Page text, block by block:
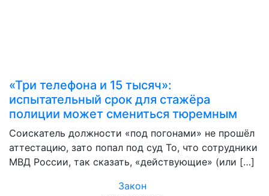
«Три телефона и 15 тысяч»:
испытательный срок для стажёра
полиции может смениться тюремным
Соискатель должности «под погонами» не прошёл
аттестацию, зато попал под суд То, что сотрудники
МВД России, так сказать, «действующие» (или […]
Закон